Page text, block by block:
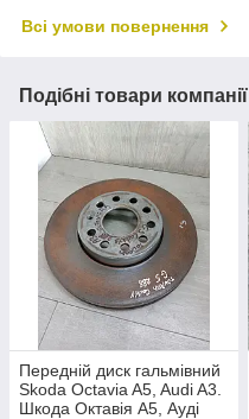
Всі умови повернення
Подібні товари компанії
Передній диск гальмівний
Skoda Octavia A5, Audi A3.
Шкода Октавія А5, Ауді